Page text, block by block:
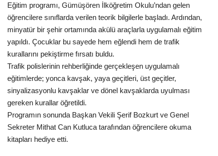
Eğitim programı, Gümüşören İlköğretim Okulu’ndan gelen
öğrencilere sınıflarda verilen teorik bilgilerle başladı. Ardından,
minyatür bir şehir ortamında akülü araçlarla uygulamalı eğitim
yapıldı. Çocuklar bu sayede hem eğlendi hem de trafik
kurallarını pekiştirme fırsatı buldu.
Trafik polislerinin rehberliğinde gerçekleşen uygulamalı
eğitimlerde; yonca kavşak, yaya geçitleri, üst geçitler,
sinyalizasyonlu kavşaklar ve dönel kavşaklarda uyulması
gereken kurallar öğretildi.
Programın sonunda Başkan Vekili Şerif Bozkurt ve Genel
Sekreter Mithat Can Kutluca tarafından öğrencilere okuma
kitapları hediye etti.